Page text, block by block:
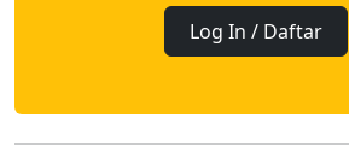
Log In / Daftar